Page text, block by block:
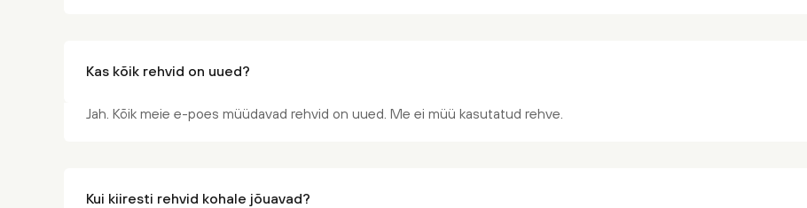
Kas kõik rehvid on uued?
Jah. Kõik meie e-poes müüdavad rehvid on uued. Me ei müü kasutatud rehve.
Kui kiiresti rehvid kohale jõuavad?